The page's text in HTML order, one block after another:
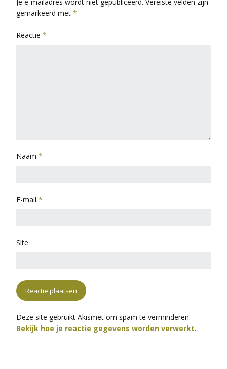
gemarkeerd met *
Reactie *
Naam *
E-mail *
Site
Deze site gebruikt Akismet om spam te verminderen.
Bekijk hoe je reactie gegevens worden verwerkt.